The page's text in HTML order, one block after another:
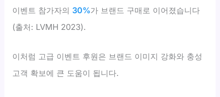
이벤트 참가자의 30%가 브랜드 구매로 이어졌습니다
(출처: LVMH 2023).
이처럼 고급 이벤트 후원은 브랜드 이미지 강화와 충성
고객 확보에 큰 도움이 됩니다.